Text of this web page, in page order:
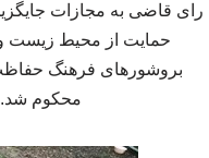
رای قاضی به مجازات
حمایت از محیط زیست و
بروشورهای فرهنگ
محکوم شد.